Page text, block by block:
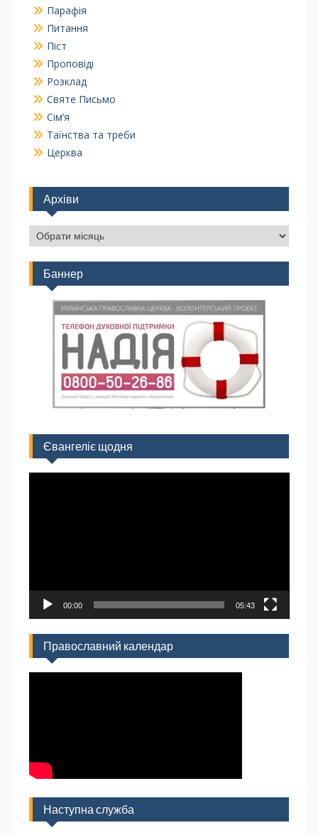
Парафія
Питання
Піст
Проповіді
Розклад
Святе Письмо
Сім’я
Таїнства та треби
Церква
Архіви
Баннер
Євангеліє щодня
00:00 05:43
Православний календар
Наступна служба